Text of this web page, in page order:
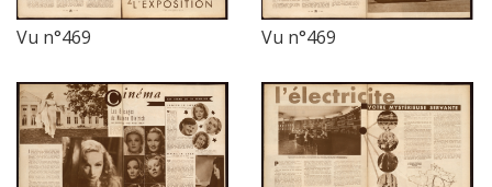
Vu n°469 Vu n°469